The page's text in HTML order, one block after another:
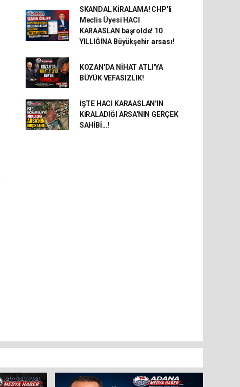
SKANDAL KİRALAMA! CHP'li
Meclis Üyesi HACI
KARAASLAN başrolde! 10
YILLIĞINA Büyükşehir arsası!
KOZAN'DA NİHAT ATLI'YA
BÜYÜK VEFASIZLIK!
İŞTE HACI KARAASLAN'IN
KİRALADIĞI ARSA'NIN GERÇEK
SAHİBİ...!